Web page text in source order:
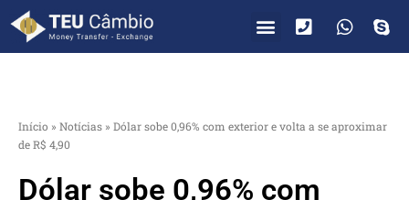
Início » Notícias » Dólar sobe 0,96% com exterior e volta a se aproximar
de R$ 4,90
Dólar sobe 0,96% com